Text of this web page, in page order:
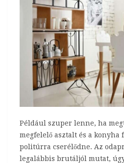
Például szuper lenne, ha
megfelelő asztalt és a konyha
politúrra cserélődne. Az
legalábbis brutáljól mutat,